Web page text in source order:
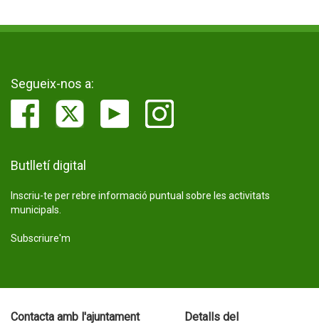
Segueix-nos a:
Butlletí digital
Inscriu-te per rebre informació puntual sobre les activitats
municipals.
Subscriure'm
Contacta amb l'ajuntament
Detalls del